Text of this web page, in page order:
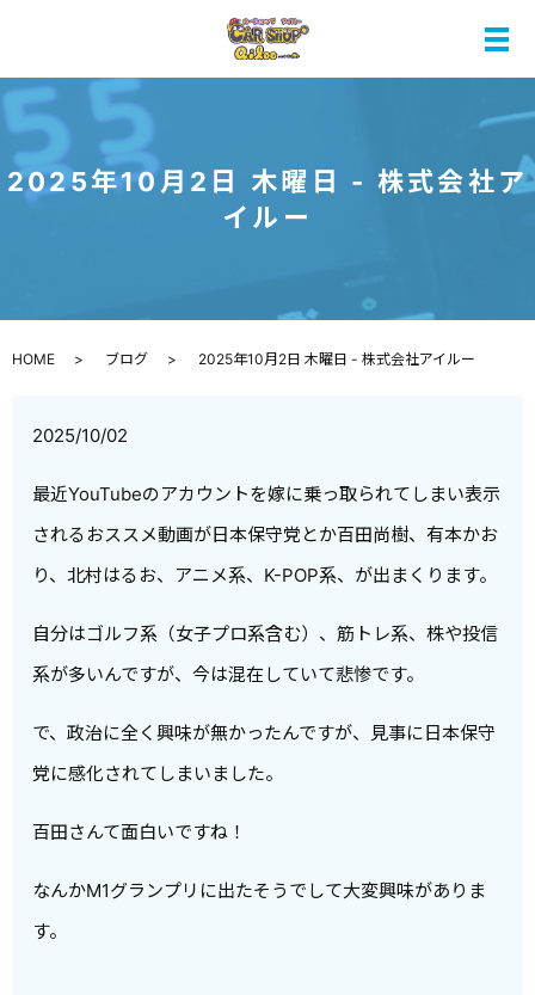
メ
2025年10月2日 木曜日 - 株式会社ア
イルー
HOME ブログ 2025年10月2日 木曜日 - 株式会社アイルー
2025/10/02
最近YouTubeのアカウントを嫁に乗っ取られてしまい表示
されるおススメ動画が日本保守党とか百田尚樹、有本かお
り、北村はるお、アニメ系、K-POP系、が出まくります。
自分はゴルフ系（女子プロ系含む）、筋トレ系、株や投信
系が多いんですが、今は混在していて悲惨です。
で、政治に全く興味が無かったんですが、見事に日本保守
党に感化されてしまいました。
百田さんて面白いですね！
なんかM1グランプリに出たそうでして大変興味がありま
す。